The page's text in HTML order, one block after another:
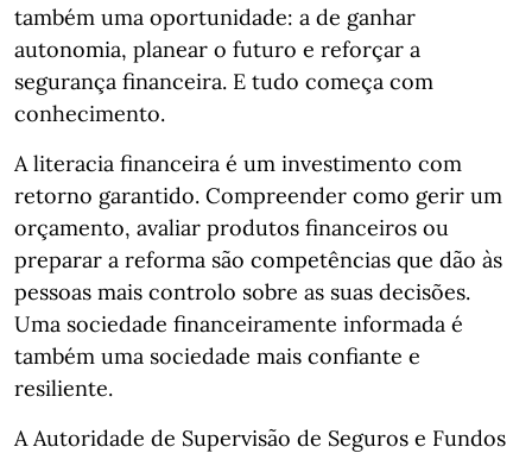
também uma oportunidade: a de ganhar
autonomia, planear o futuro e reforçar a
segurança financeira. E tudo começa com
conhecimento.
A literacia financeira é um investimento com
retorno garantido. Compreender como gerir um
orçamento, avaliar produtos financeiros ou
preparar a reforma são competências que dão às
pessoas mais controlo sobre as suas decisões.
Uma sociedade financeiramente informada é
também uma sociedade mais confiante e
resiliente.
A Autoridade de Supervisão de Seguros e Fundos